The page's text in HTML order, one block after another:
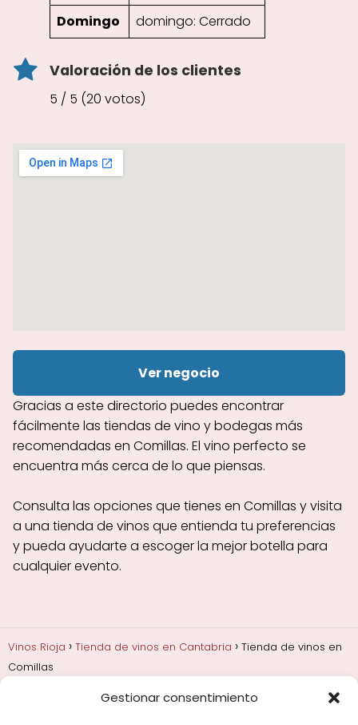
Gestionar consentimiento
Domingo
domingo: Cerrado
Valoración de los clientes
5 / 5 (20 votos)
Ver negocio
Gracias a este directorio puedes encontrar
fácilmente las tiendas de vino y bodegas más
recomendadas en Comillas. El vino perfecto se
encuentra más cerca de lo que piensas.
Consulta las opciones que tienes en Comillas y visita
a una tienda de vinos que entienda tu preferencias
y pueda ayudarte a escoger la mejor botella para
cualquier evento.
Vinos Rioja Tienda de vinos en Cantabria
Tienda de vinos en
Comillas
Añadas, crianza y guarda
Bodegas y marcas de